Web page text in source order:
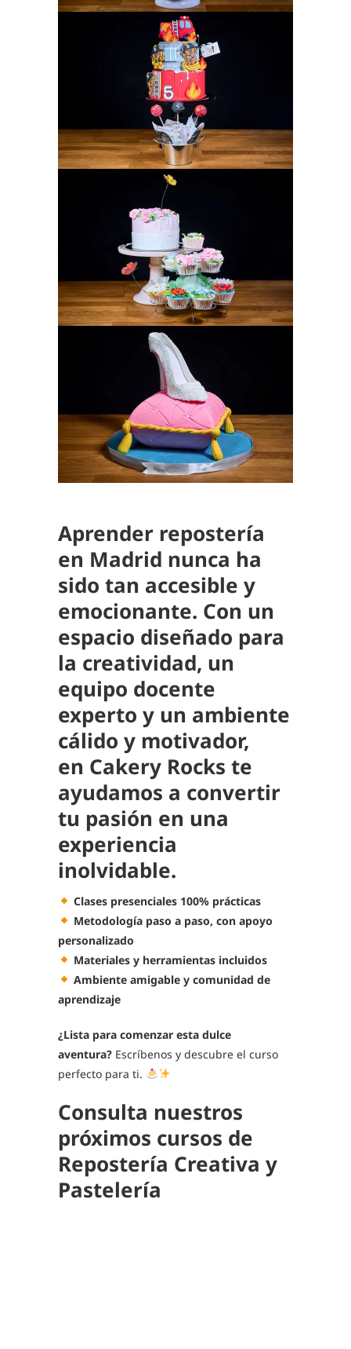
Aprender repostería
en Madrid nunca ha
sido tan accesible y
emocionante. Con un
espacio diseñado para
la creatividad, un
equipo docente
experto y un ambiente
cálido y motivador,
en Cakery Rocks te
ayudamos a convertir
tu pasión en una
experiencia
inolvidable.
Clases presenciales 100% prácticas
Metodología paso a paso, con apoyo
personalizado
Materiales y herramientas incluidos
Ambiente amigable y comunidad de
aprendizaje
¿Lista para comenzar esta dulce
aventura? Escríbenos y descubre el curso
perfecto para ti.
Consulta nuestros
próximos cursos de
Repostería Creativa y
Pastelería